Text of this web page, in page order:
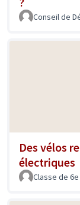
Conseil de
Des vélos
électriques
Classe de